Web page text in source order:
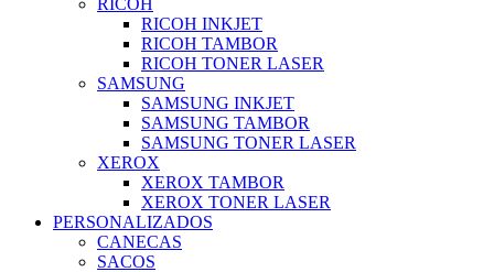
RICOH
RICOH INKJET
RICOH TAMBOR
RICOH TONER LASER
SAMSUNG
SAMSUNG INKJET
SAMSUNG TAMBOR
SAMSUNG TONER LASER
XEROX
XEROX TAMBOR
XEROX TONER LASER
PERSONALIZADOS
CANECAS
SACOS